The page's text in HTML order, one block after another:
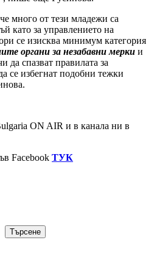
много от тези младежи са
като за управлението на
се изисква минимум категория
органи за незабавни мерки и
да спазват правилата за
се избегнат подобни тежки
ON AIR и в канала ни в
Facebook ТУК
Търсене